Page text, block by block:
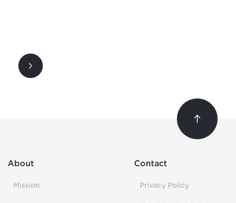
About
Mission
Contact
Privacy Policy